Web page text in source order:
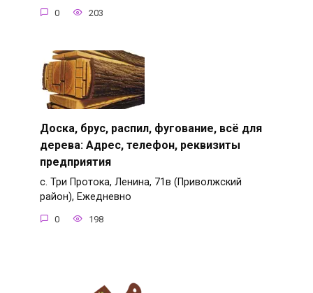
0 203
Доска, брус, распил, фугование, всё для
дерева: Адрес, телефон, реквизиты
предприятия
с. Три Протока, Ленина, 71в (Приволжский
район), Ежедневно
0 198